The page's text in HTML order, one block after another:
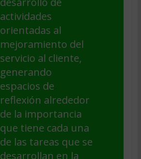
actividades
orientadas al
mejoramiento del
servicio al cliente,
generando
espacios de
reflexión alrededor
de la importancia
que tiene cada una
de las tareas que se
desarrollan en la